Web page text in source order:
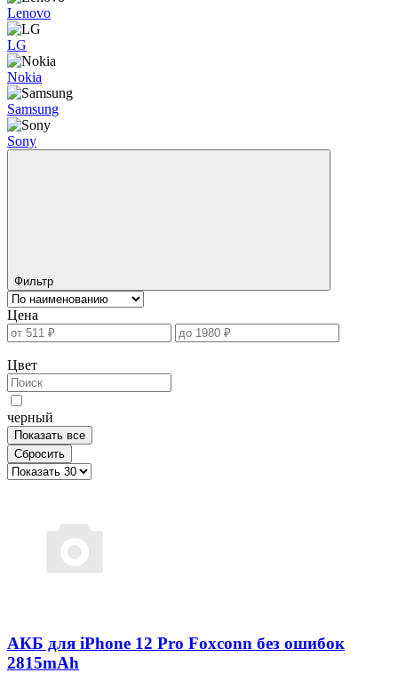
Lenovo
LG
Nokia
Samsung
Sony
Фильтр
Цена
Цвет
черный
Показать все
Сбросить
АКБ для iPhone 12 Pro Foxconn без ошибок
2815mAh